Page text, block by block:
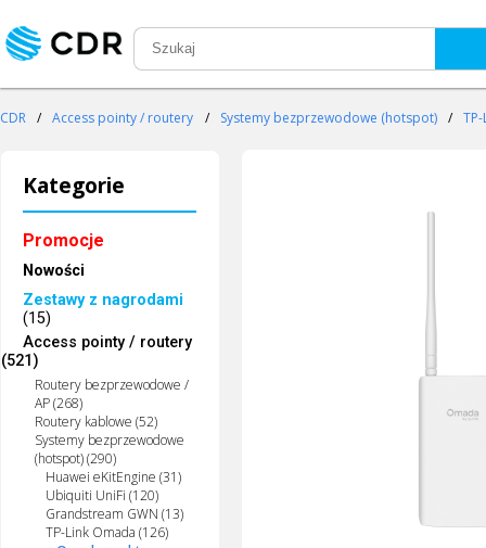
CDR / Access pointy / routery / Systemy bezprzewodowe (hotspot) /
Kategorie
Promocje
Nowości
Zestawy z nagrodami
(15)
Access pointy / routery
(521)
Routery bezprzewodowe /
AP (268)
Routery kablowe (52)
Systemy bezprzewodowe
(hotspot) (290)
Huawei eKitEngine (31)
Ubiquiti UniFi (120)
Grandstream GWN (13)
TP-Link Omada (126)